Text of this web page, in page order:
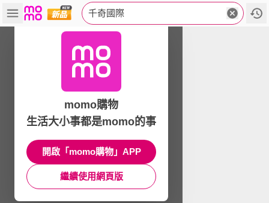
千奇國際
momo購物
生活大小事都是momo的事
開啟「momo購物」APP
繼續使用網頁版